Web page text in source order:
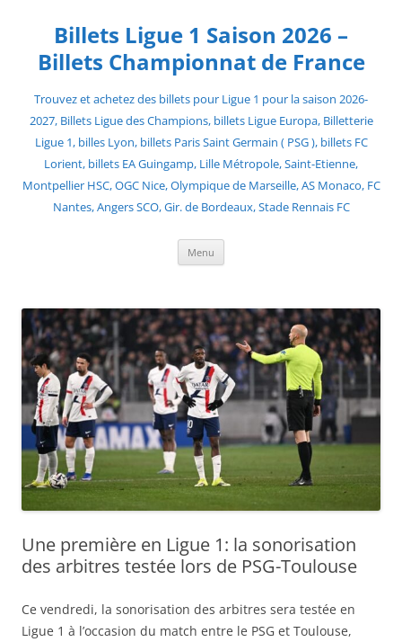
contentBillets Ligue 1 Saison 2026 –
Billets Championnat de France
Trouvez et achetez des billets pour Ligue 1 pour la saison 2026-
2027, Billets Ligue des Champions, billets Ligue Europa, Billetterie
Ligue 1, billes Lyon, billets Paris Saint Germain ( PSG ), billets FC
Lorient, billets EA Guingamp, Lille Métropole, Saint-Etienne,
Montpellier HSC, OGC Nice, Olympique de Marseille, AS Monaco, FC
Nantes, Angers SCO, Gir. de Bordeaux, Stade Rennais FC
Menu
Une première en Ligue 1: la sonorisation
des arbitres testée lors de PSG-Toulouse
Ce vendredi, la sonorisation des arbitres sera testée en
Ligue 1 à l’occasion du match entre le PSG et Toulouse,